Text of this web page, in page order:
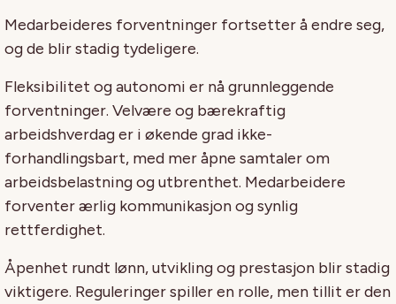
Medarbeideres forventninger fortsetter å endre seg,
og de blir stadig tydeligere.
Fleksibilitet og autonomi er nå grunnleggende
forventninger. Velvære og bærekraftig
arbeidshverdag er i økende grad ikke-
forhandlingsbart, med mer åpne samtaler om
arbeidsbelastning og utbrenthet. Medarbeidere
forventer ærlig kommunikasjon og synlig
rettferdighet.
Åpenhet rundt lønn, utvikling og prestasjon blir stadig
viktigere. Reguleringer spiller en rolle, men tillit er den